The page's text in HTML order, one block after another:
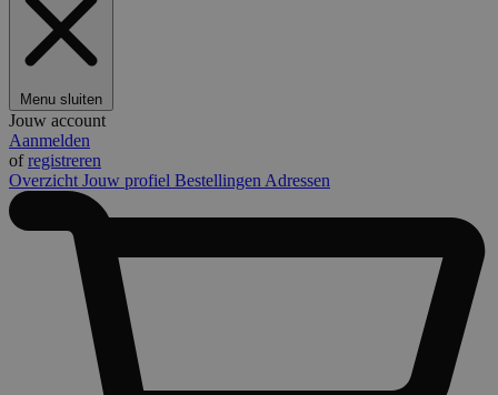
Menu sluiten
Jouw account
Aanmelden
ofregistreren
Overzicht Jouw profiel Bestellingen Adressen